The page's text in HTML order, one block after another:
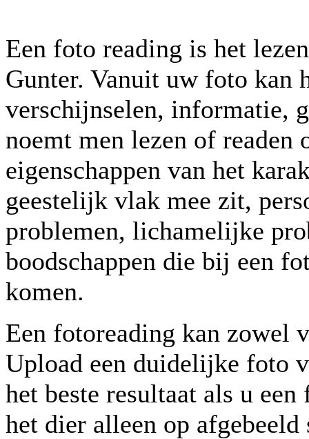
Een foto reading is het
Gunter. Vanuit uw foto kan
verschijnselen, informatie,
noemt men lezen of readen
eigenschappen van het
geestelijk vlak mee zit,
problemen, lichamelijke
boodschappen die bij een
komen.
Een fotoreading kan zowel
Upload een duidelijke foto
het beste resultaat als u
het dier alleen op afgebeeld